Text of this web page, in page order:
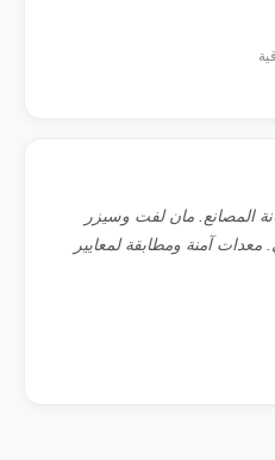
المصانع. مان لفت وسيزر
معدات آمنة ومطابقة لمعايير